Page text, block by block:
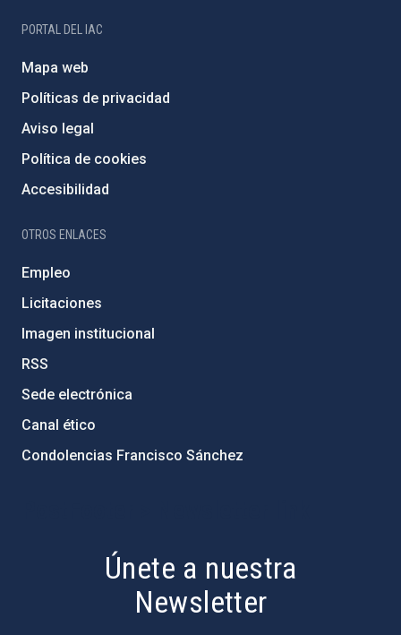
PORTAL DEL IAC
Mapa web
Políticas de privacidad
Aviso legal
Política de cookies
Accesibilidad
OTROS ENLACES
Empleo
Licitaciones
Imagen institucional
RSS
Sede electrónica
Canal ético
Condolencias Francisco Sánchez
Únete a nuestra
Newsletter